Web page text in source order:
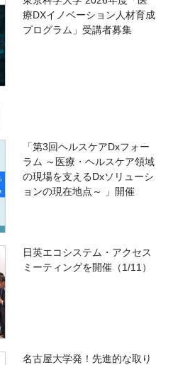
療DXイノベーション人材育成
プログラム」受講者募集
「第3回ヘルスケアDxフォー
ラム ～医療・ヘルスケア領域
の現場を支えるDxソリューシ
ョンの現在地点～ 」開催
日英エコシステム・アクセス
ミーティングを開催（1/11）
名古屋大学発！先進的な取り